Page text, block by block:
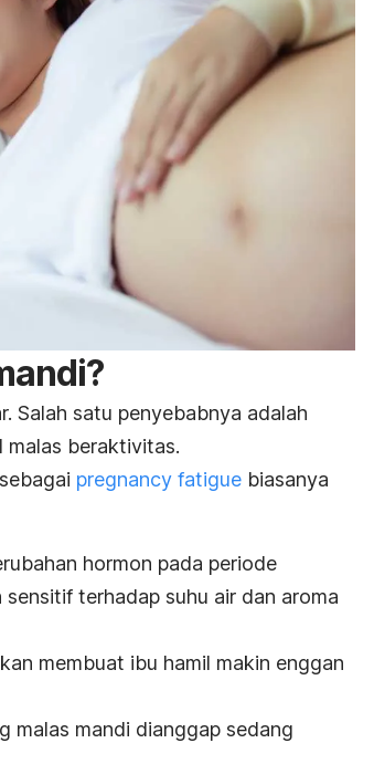
Salah satu penyebabnya adalah
malas beraktivitas.
pregnancy fatigue biasanya
hormon pada periode
terhadap suhu air dan aroma
membuat ibu hamil makin enggan
malas mandi dianggap sedang